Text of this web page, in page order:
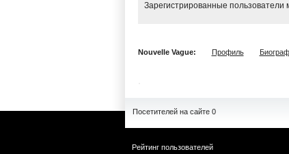
Зарегистрированные пользователи
Nouvelle Vague: Профиль
Посетителей на сайте 0
Рейтинг пользователей